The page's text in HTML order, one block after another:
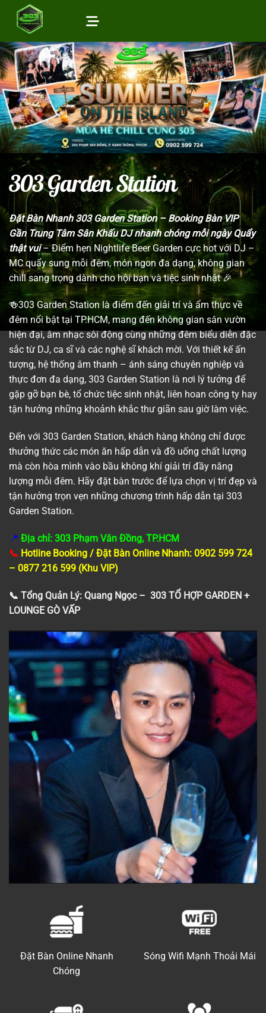
dung
303 Garden Station
Đặt Bàn Nhanh 303 Garden Station – Booking Bàn VIP
Gần Trung Tâm Sân Khấu DJ nhanh chóng mỗi ngày Quẩy
thật vui– Điểm hẹn Nightlife Beer Garden cực hot với DJ –
MC quẩy sung mỗi đêm, món ngon đa dạng, không gian
chill sang trọng dành cho hội bạn và tiệc sinh nhật 🎉
🍻303 Garden Station là điểm đến giải trí và ẩm thực về
đêm nổi bật tại TP.HCM, mang đến không gian sân vườn
hiện đại, âm nhạc sôi động cùng những đêm biểu diễn đặc
sắc từ DJ, ca sĩ và các nghệ sĩ khách mời. Với thiết kế ấn
tượng, hệ thống âm thanh – ánh sáng chuyên nghiệp và
thực đơn đa dạng, 303 Garden Station là nơi lý tưởng để
gặp gỡ bạn bè, tổ chức tiệc sinh nhật, liên hoan công ty hay
tận hưởng những khoảnh khắc thư giãn sau giờ làm việc.
Đến với 303 Garden Station, khách hàng không chỉ được
thưởng thức các món ăn hấp dẫn và đồ uống chất lượng
mà còn hòa mình vào bầu không khí giải trí đầy năng
lượng mỗi đêm. Hãy đặt bàn trước để lựa chọn vị trí đẹp và
tận hưởng trọn vẹn những chương trình hấp dẫn tại 303
Garden Station.
📍 Địa chỉ: 303 Phạm Văn Đồng, TP.HCM
📞 Hotline Booking / Đặt Bàn Online Nhanh: 0902 599 724
– 0877 216 599 (Khu VIP)
📞 Tổng Quản Lý: Quang Ngọc – 303 TỔ HỢP GARDEN +
LOUNGE GÒ VẤP
Đặt Bàn Online Nhanh
Chóng
Sóng Wifi Mạnh Thoải Mái